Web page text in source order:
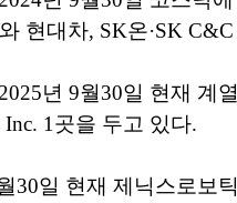
현대차, SK온·SK
년 9월30일 현재 계
1곳을 두고 있다.
30일 현재 제닉스로보